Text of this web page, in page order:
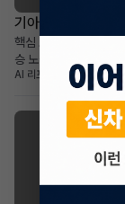
기아 더 뉴카니발
핵심 요약 차량+계약
승 노블레스 장기렌
2월까지 넉넉한 이용
으로 선납금 전액 상
밀리 미니밴을 합리적
AI 리포터 에이미 2026-